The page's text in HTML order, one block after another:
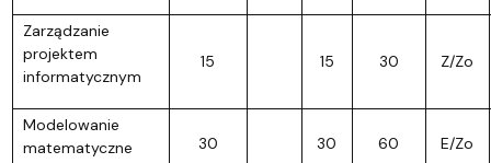
Zarządzanie
projektem
informatycznym
15 15 30 Z/Zo
Modelowanie
matematyczne
30 30 60 E/Zo